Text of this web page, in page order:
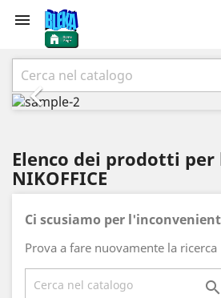


Precedente
Elenco dei prodotti per
NIKOFFICE
Ci scusiamo per
Prova a fare nuovamente la ricerca
